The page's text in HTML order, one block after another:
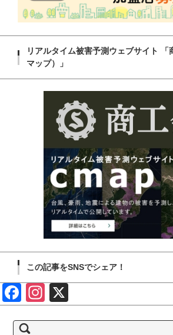
リアルタイム被害予測ウェブサイト
マップ）」
この記事をSNSでシェア！
Face Insta
索: